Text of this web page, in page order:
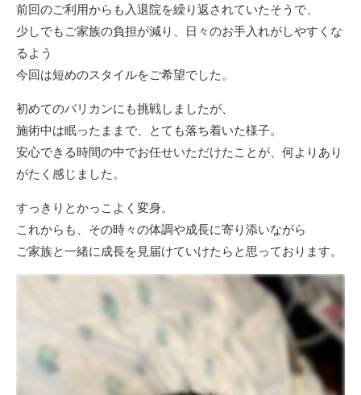
前回のご利用からも入退院を繰り返されていたそうで、
少しでもご家族の負担が減り、日々のお手入れがしやすくな
るよう
今回は短めのスタイルをご希望でした。
初めてのバリカンにも挑戦しましたが、
施術中は眠ったままで、とても落ち着いた様子。
安心できる時間の中でお任せいただけたことが、何よりあり
がたく感じました。
すっきりとかっこよく変身。
これからも、その時々の体調や成長に寄り添いながら
ご家族と一緒に成長を見届けていけたらと思っております。